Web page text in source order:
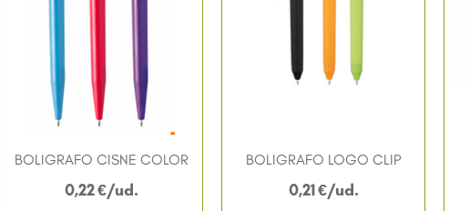
BOLIGRAFO CISNE COLOR
0,22€
BOLIGRAFO LOGO CLIP
0,21€